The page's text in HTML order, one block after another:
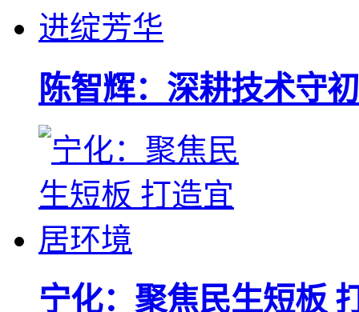
陈智辉：深耕技术守
宁化：聚焦民生短板